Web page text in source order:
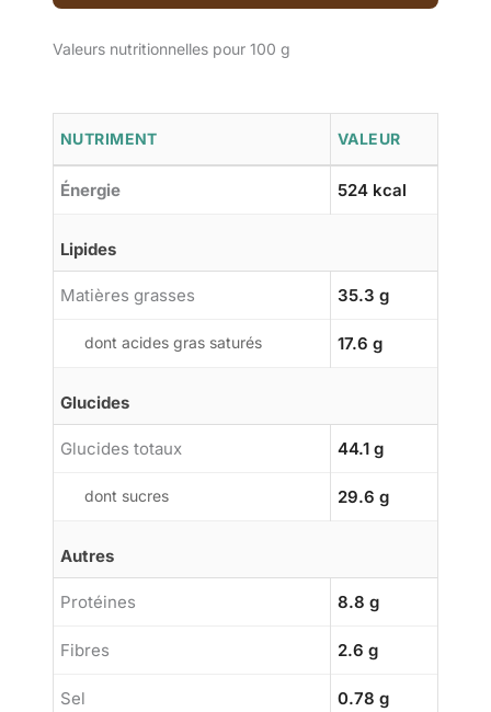
Valeurs nutritionnelles pour 100 g
NUTRIMENT VALEUR
Énergie 524 kcal
Lipides
Matières grasses 35.3 g
dont acides gras saturés 17.6 g
Glucides
Glucides totaux 44.1 g
dont sucres 29.6 g
Autres
Protéines 8.8 g
Fibres 2.6 g
Sel 0.78 g